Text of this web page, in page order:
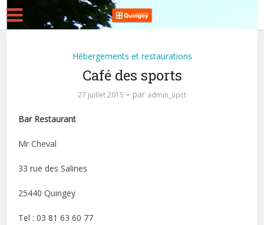
Hébergements et restaurations
Café des sports
27 juillet 2015 par admin_upct
Bar Restaurant
Mr Cheval
33 rue des Salines
25440 Quingey
Tel : 03 81 63 60 77